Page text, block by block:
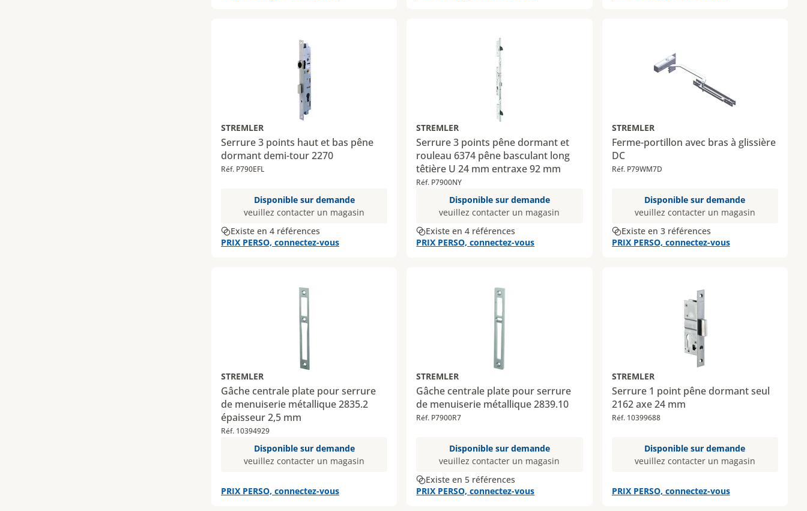
STREMLER
Serrure 3 points haut et bas pêne
dormant demi-tour 2270
Réf. P790EFL
Disponible sur demande
veuillez contacter un magasin
Existe en 4 références
PRIX PERSO, connectez-vous
STREMLER
Serrure 3 points pêne dormant et
rouleau 6374 pêne basculant long
têtière U 24 mm entraxe 92 mm
Réf. P7900NY
Disponible sur demande
veuillez contacter un magasin
Existe en 4 références
PRIX PERSO, connectez-vous
STREMLER
Ferme-portillon avec bras à glissière
DC
Réf. P79WM7D
Disponible sur demande
veuillez contacter un magasin
Existe en 3 références
PRIX PERSO, connectez-vous
STREMLER
Gâche centrale plate pour serrure
de menuiserie métallique 2835.2
épaisseur 2,5 mm
Réf. 10394929
Disponible sur demande
veuillez contacter un magasin
PRIX PERSO, connectez-vous
STREMLER
Gâche centrale plate pour serrure
de menuiserie métallique 2839.10
Réf. P7900R7
Disponible sur demande
veuillez contacter un magasin
Existe en 5 références
PRIX PERSO, connectez-vous
STREMLER
Serrure 1 point pêne dormant seul
2162 axe 24 mm
Réf. 10399688
Disponible sur demande
veuillez contacter un magasin
PRIX PERSO, connectez-vous